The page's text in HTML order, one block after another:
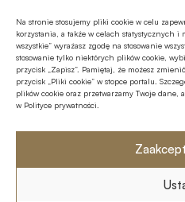
Na stronie stosujemy pliki cookie w celu
korzystania, a także w celach statystycznych
wszystkie” wyrażasz zgodę na stosowanie
stosowanie tylko niektórych plików cookie,
przycisk „Zapisz”. Pamiętaj, że możesz
przycisk „Pliki cookie” w stopce portalu.
plików cookie oraz przetwarzamy Twoje
w Polityce prywatności.